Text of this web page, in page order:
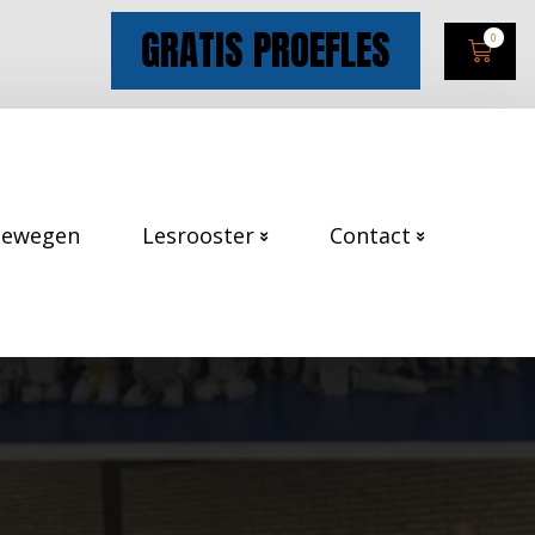
GRATIS PROEFLES 0
Lesrooster Contact